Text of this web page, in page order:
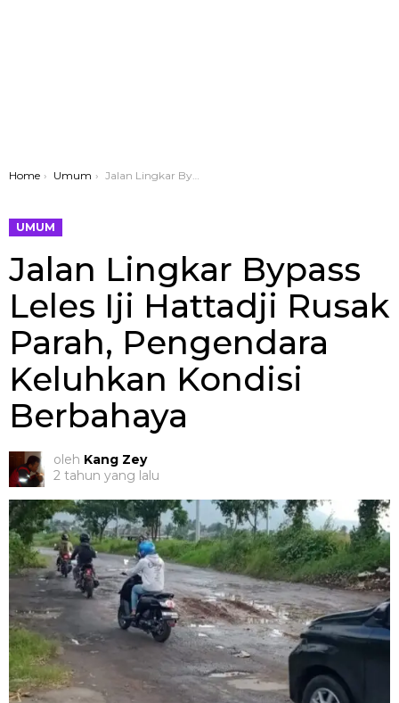
You are here:
Home Umum Jalan Lingkar Bypass Leles Iji Hattadji Rusak Parah, Pengendara Keluhkan Kondisi Berbahaya
UMUM
Jalan Lingkar Bypass
Leles Iji Hattadji Rusak
Parah, Pengendara
Keluhkan Kondisi
Berbahaya
oleh Kang Zey
2 tahun yang lalu